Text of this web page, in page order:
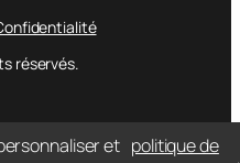
réservés.
et politique de